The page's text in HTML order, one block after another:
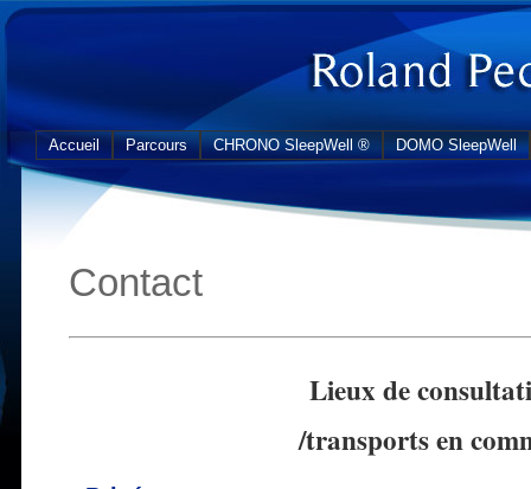
Accueil Parcours CHRONO SleepWell ® DOMO SleepWell
Contact
Lieux de
/transports en